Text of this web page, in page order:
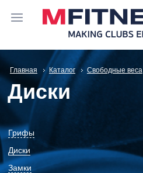
Главная Каталог Свободные веса
Диски
Грифы
Диски
Замки